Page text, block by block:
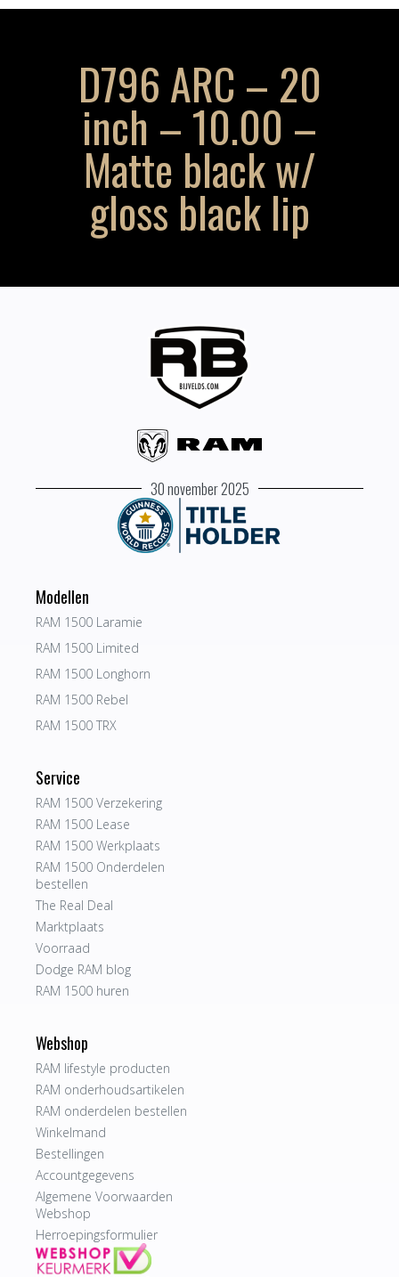
D796 ARC – 20
inch – 10.00 –
Matte black w/
gloss black lip
30 november 2025
Modellen
RAM 1500 Laramie
RAM 1500 Limited
RAM 1500 Longhorn
RAM 1500 Rebel
RAM 1500 TRX
Service
RAM 1500 Verzekering
RAM 1500 Lease
RAM 1500 Werkplaats
RAM 1500 Onderdelen
bestellen
The Real Deal
Marktplaats
Voorraad
Dodge RAM blog
RAM 1500 huren
Webshop
RAM lifestyle producten
RAM onderhoudsartikelen
RAM onderdelen bestellen
Winkelmand
Bestellingen
Accountgegevens
Algemene Voorwaarden
Webshop
Herroepingsformulier